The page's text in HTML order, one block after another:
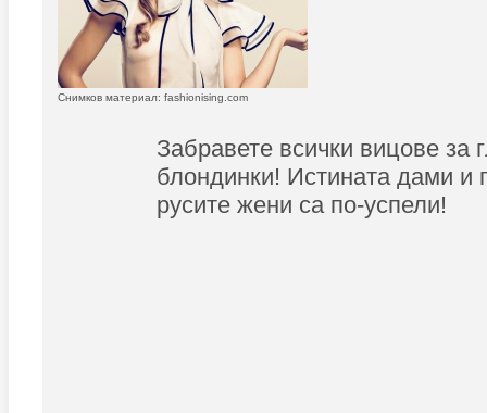
Снимков материал: fashionising.com
Забравете всички вицове за
блондинки! Истината дами и
русите жени са по-успели!